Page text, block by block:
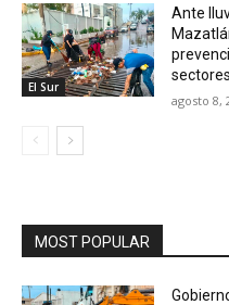
El Sur
Ante
sectores
agosto 8,
MOST POPULAR